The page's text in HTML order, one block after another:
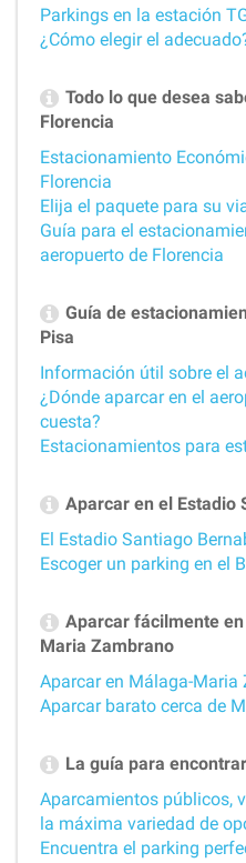
Parkings en la estación
¿Cómo elegir el
Todo lo que desea
Florencia
Estacionamiento
Florencia
Elija el paquete para su
Guía para el
aeropuerto de Florencia
Guía de
Pisa
Información útil sobre el
¿Dónde aparcar en el
cuesta?
Estacionamientos para
Aparcar en el Estadio
El Estadio Santiago
Escoger un parking en el
Aparcar fácilmente
Maria Zambrano
Aparcar en Málaga-Maria
Aparcar barato cerca de
La guía para
Aparcamientos públicos,
la máxima variedad de
Encuentra el parking